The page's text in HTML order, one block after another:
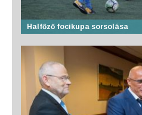
Halfőző focikupa sorsolása